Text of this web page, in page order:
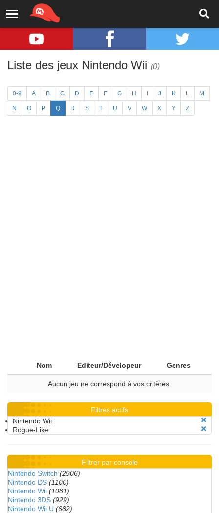
Liste des jeux Nintendo Wii (0)
0-9 A B C D E F G H J K L M
N O P Q R S T U V W X Y Z
Nom Editeur/Dévelopeur Genres
Aucun jeu ne correspond à vos critères.
Filtres actifs
Nintendo Wii
Rogue-Like
Filtrer par console
Nintendo Switch (2906)
Nintendo DS (1100)
Nintendo Wii (1081)
Nintendo 3DS (929)
Nintendo Wii U (682)